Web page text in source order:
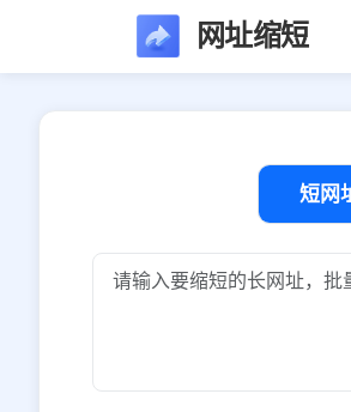
网址缩短
短网